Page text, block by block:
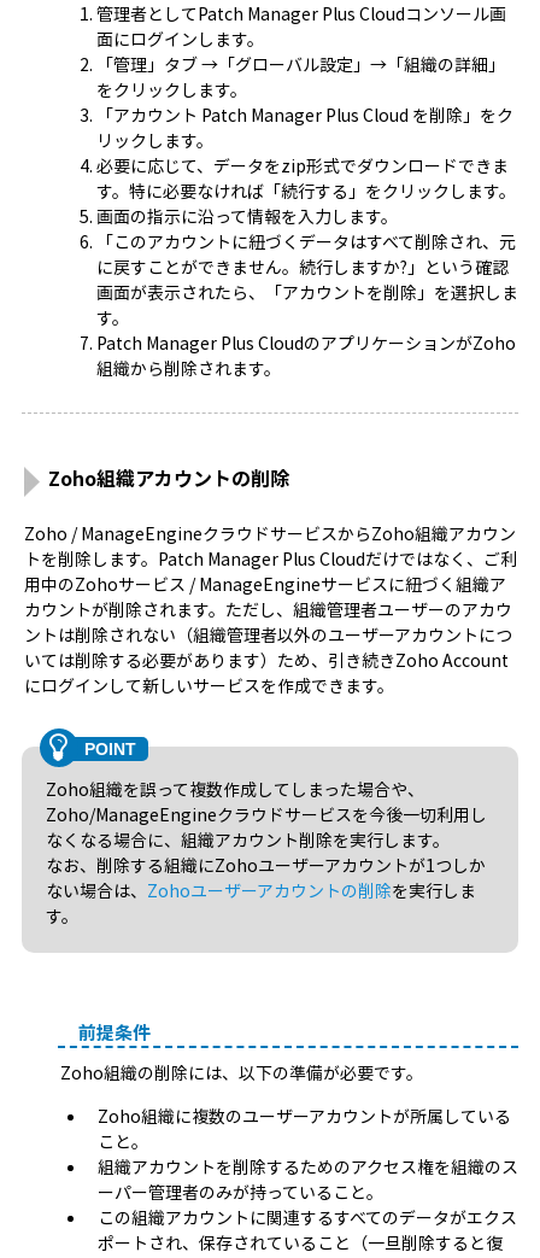
管理者としてPatch Manager Plus Cloudコンソール画
面にログインします。
「管理」タブ →「グローバル設定」→「組織の詳細」
をクリックします。
「アカウント Patch Manager Plus Cloud を削除」をク
リックします。
必要に応じて、データをzip形式でダウンロードできま
す。特に必要なければ「続行する」をクリックします。
画面の指示に沿って情報を入力します。
「このアカウントに紐づくデータはすべて削除され、元
に戻すことができません。続行しますか?」という確認
画面が表示されたら、「アカウントを削除」を選択しま
す。
Patch Manager Plus CloudのアプリケーションがZoho
組織から削除されます。
Zoho組織アカウントの削除
Zoho / ManageEngineクラウドサービスからZoho組織アカウン
トを削除します。Patch Manager Plus Cloudだけではなく、ご利
用中のZohoサービス / ManageEngineサービスに紐づく組織ア
カウントが削除されます。ただし、組織管理者ユーザーのアカウ
ントは削除されない（組織管理者以外のユーザーアカウントにつ
いては削除する必要があります）ため、引き続きZoho Account
にログインして新しいサービスを作成できます。
Zoho組織を誤って複数作成してしまった場合や、
Zoho/ManageEngineクラウドサービスを今後一切利用し
なくなる場合に、組織アカウント削除を実行します。
なお、削除する組織にZohoユーザーアカウントが1つしか
ない場合は、 Zohoユーザーアカウントの削除を実行しま
す。
前提条件
Zoho組織の削除には、以下の準備が必要です。
Zoho組織に複数のユーザーアカウントが所属している
こと。
組織アカウントを削除するためのアクセス権を組織のス
ーパー管理者のみが持っていること。
この組織アカウントに関連するすべてのデータがエクス
ポートされ、保存されていること（一旦削除すると復